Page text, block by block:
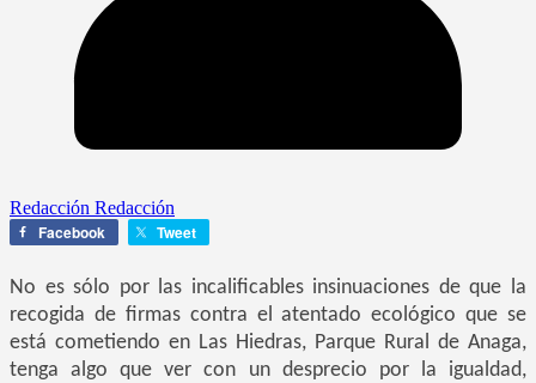
Redacción Redacción
Facebook Tweet
No es sólo por las incalificables insinuaciones de que la
recogida de firmas contra el atentado ecológico que se
está cometiendo en Las Hiedras, Parque Rural de Anaga,
tenga algo que ver con un desprecio por la igualdad,